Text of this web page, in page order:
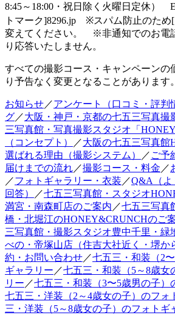
8:45～18:00・祝日除く火曜日定休）
トマーク]8296.jp ※スパム防止のため
変えてください。 ※非通知でのお電
り応答いたしません。
すべての撮影コース・キャンペーンの
り予告なく変更となることがあります。
お知らせ／アンケート（口コミ・評判
グ／大阪・神戸・京都の七五三写真撮
三写真館・写真撮影スタジオ「
（コンセプト）
／大阪の七五三写真館
選ばれる理由（撮影システム）
／ ご予
届けまでの流れ／撮影コース・料金 ／
／フォトギャラリー・衣装 ／Q&A（よ
回答）
／七五三写真館・スタジオ
満宮・南森町店のご案内 ／七五三写真
橋・北堀江のHONEY&CRUNCHのご
三写真館・撮影スタジオ豊中千里・緑
べの・帝塚山店（住吉大社近く・堺か
約・お問い合わせ／七五三・和装（2
ギャラリー ／七五三・和装（5～8歳女
リー ／七五三・和装（3〜5歳男の子）
七五三・洋装（2～4歳女の子）のフォ
三・洋装（5～8歳女の子）のフォトギ